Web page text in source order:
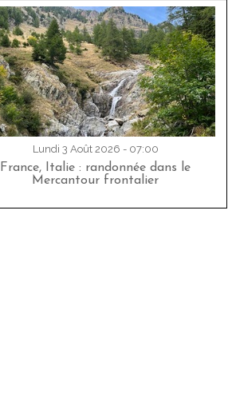
Lundi 3 Août 2026 - 07:00
France, Italie : randonnée dans le
Mercantour frontalier